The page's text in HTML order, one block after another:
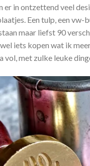
er in ontzettend veel
Een tulp, een vw-
maar liefst 90
iets kopen wat ik
vol, met zulke leuke